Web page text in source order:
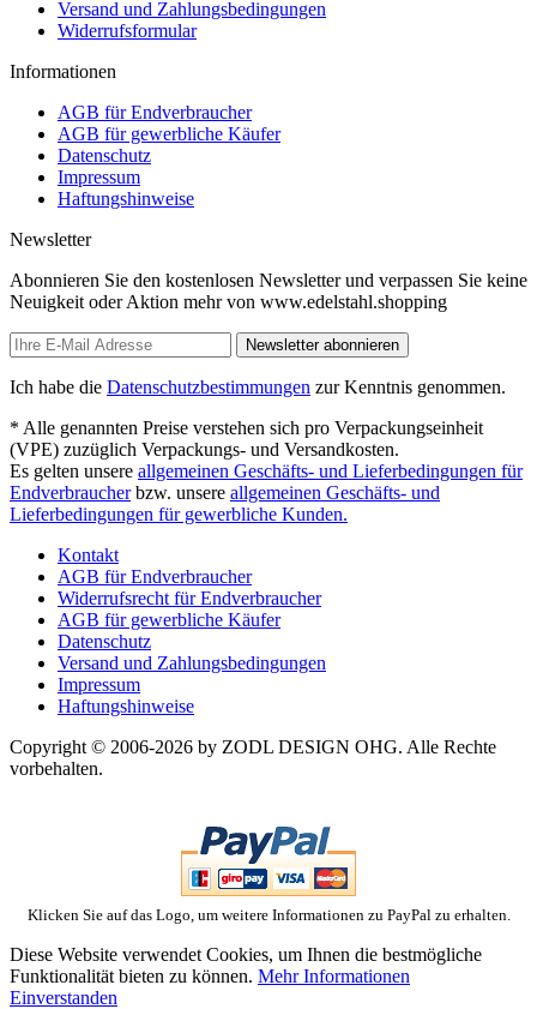
Versand und Zahlungsbedingungen
Widerrufsformular
Informationen
AGB für Endverbraucher
AGB für gewerbliche Käufer
Datenschutz
Impressum
Haftungshinweise
Newsletter
Abonnieren Sie den kostenlosen Newsletter und verpassen Sie keine
Neuigkeit oder Aktion mehr von www.edelstahl.shopping
Newsletter abonnieren
Ich habe die Datenschutzbestimmungen zur Kenntnis genommen.
* Alle genannten Preise verstehen sich pro Verpackungseinheit
(VPE) zuzüglich Verpackungs- und Versandkosten.
Es gelten unsere allgemeinen Geschäfts- und Lieferbedingungen für
Endverbraucherbzw. unsere allgemeinen Geschäfts- und
Lieferbedingungen für gewerbliche Kunden.
Kontakt
AGB für Endverbraucher
Widerrufsrecht für Endverbraucher
AGB für gewerbliche Käufer
Datenschutz
Versand und Zahlungsbedingungen
Impressum
Haftungshinweise
Copyright © 2006-2026 by ZODL DESIGN OHG. Alle Rechte
vorbehalten.
Klicken Sie auf das Logo, um weitere Informationen zu PayPal zu erhalten.
Diese Website verwendet Cookies, um Ihnen die bestmögliche
Funktionalität bieten zu können. Mehr Informationen
Einverstanden